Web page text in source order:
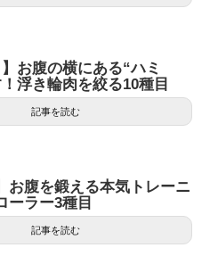
】お腹の横にある“ハミ
浮き輪肉を絞る10種目
記事を読む
お腹を鍛える本気トレーニ
ーラー3種目
記事を読む